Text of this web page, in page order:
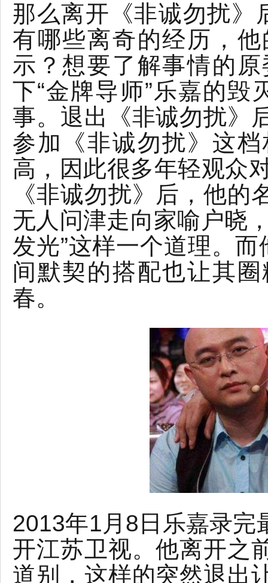
那么离开《非诚勿扰》
有哪些离奇的经历，
示？想要了解事情的
下“金牌导师”乐嘉的毁
事。退出《非诚勿扰》
参加《非诚勿扰》这
高，因此很多年轻观众
《非诚勿扰》后，他
无人问津走向家喻户晓
发光”这样一个道理。
间默契的搭配也让其
春。
2013年1月8日乐嘉录完
开江苏卫视。他离开之
道别，这样的突然退出